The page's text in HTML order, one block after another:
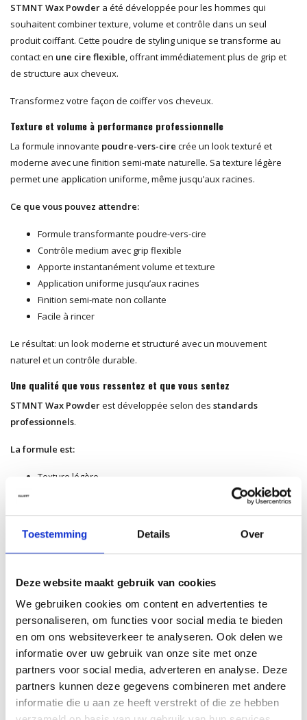
Toestemming Details Over
Deze website maakt gebruik van cookies
We gebruiken cookies om content en advertenties te
personaliseren, om functies voor social media te bieden
en om ons websiteverkeer te analyseren. Ook delen we
informatie over uw gebruik van onze site met onze
partners voor social media, adverteren en analyse. Deze
partners kunnen deze gegevens combineren met andere
informatie die u aan ze heeft verstrekt of die ze hebben
STMNT Wax Powder a été développée pour les hommes qui
souhaitent combiner texture, volume et contrôle dans un seul
produit coiffant. Cette poudre de styling unique se transforme au
contact en une cire flexible , offrant immédiatement plus de grip et
de structure aux cheveux.
Transformez votre façon de coiffer vos cheveux.
Texture et volume à performance professionnelle
La formule innovante poudre-vers-cire crée un look texturé et
moderne avec une finition semi-mate naturelle. Sa texture légère
permet une application uniforme, même jusqu’aux racines.
Ce que vous pouvez attendre:
Formule transformante poudre-vers-cire
Contrôle medium avec grip flexible
Apporte instantanément volume et texture
Application uniforme jusqu’aux racines
Finition semi-mate non collante
Facile à rincer
Le résultat: un look moderne et structuré avec un mouvement
naturel et un contrôle durable.
Une qualité que vous ressentez et que vous sentez
STMNT Wax Powderest développée selon des standards
professionnels.
La formule est:
Texture légère
Son parfum signatureStaygoldassocie des notes d’agrumes
Étape 1:
Saupoudrer la poudre sur cheveux secs.
Travailler le produit avec les mains pour le
transformer en cire.
Coiffer selon le style souhaité.
Étape 4:
Vous pouvez aussi frotter le produit entre les mains
avant application pour une répartition plus uniforme.